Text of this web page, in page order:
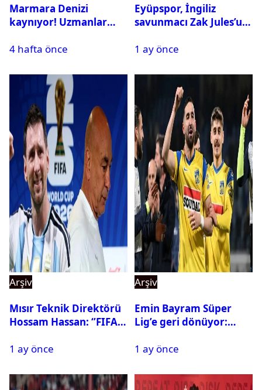
Marmara Denizi
kaynıyor! Uzmanlar
4 hafta önce
Eyüpspor, İngiliz
savunmacı Zak Jules’u
1 ay önce
Arşiv
Mısır Teknik Direktörü
Hossam Hassan: ‘’FIFA,
istemiyor’’
1 ay önce
Arşiv
Emin Bayram Süper
Lig’e geri dönüyor:
1 ay önce